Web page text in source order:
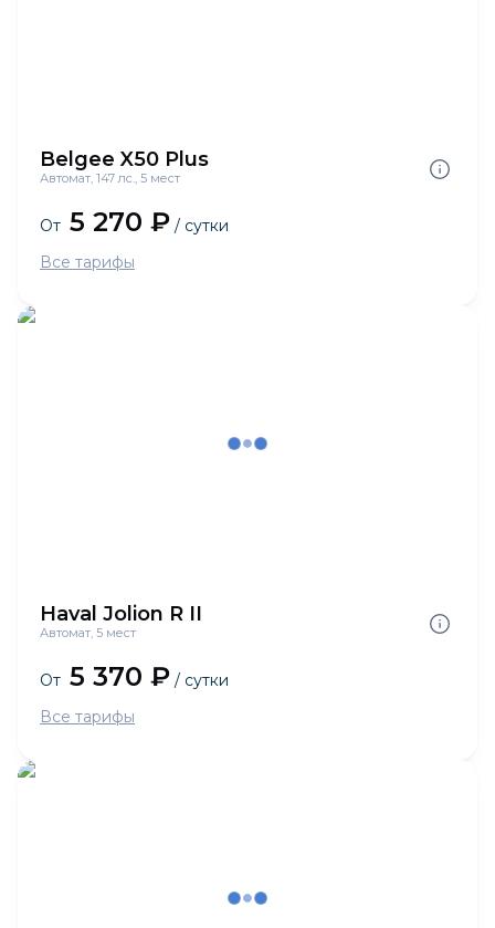
Belgee X50 Plus
Автомат, 147 лс., 5 мест
От 5 270 ₽ / сутки
Все тарифы
Haval Jolion R II
Автомат, 5 мест
От 5 370 ₽ / сутки
Все тарифы